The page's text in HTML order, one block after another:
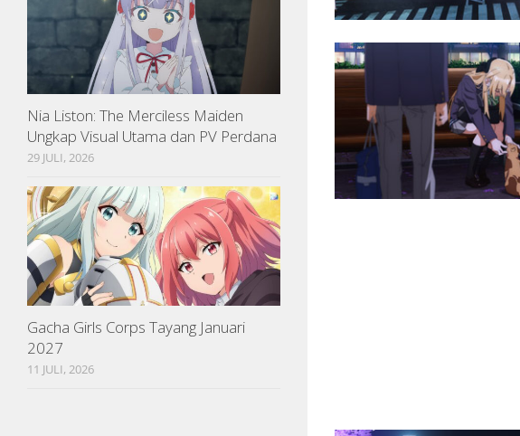
Nia Liston: The Merciless Maiden
Ungkap Visual Utama dan PV Perdana
29 JULI, 2026
Gacha Girls Corps Tayang Januari
2027
11 JULI, 2026